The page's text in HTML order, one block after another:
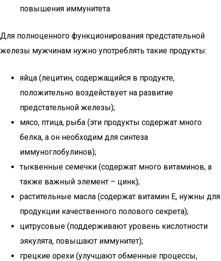
повышения иммунитета.
Для полноценного функционирования предстательной
железы мужчинам нужно употреблять такие продукты:
яйца (лецитин, содержащийся в продукте,
положительно воздействует на развитие
предстательной железы);
мясо, птица, рыба (эти продукты содержат много
белка, а он необходим для синтеза
иммуноглобулинов);
тыквенные семечки (содержат много витаминов, а
также важный элемент – цинк);
растительные масла (содержат витамин Е, нужны для
продукции качественного полового секрета);
цитрусовые (поддерживают уровень кислотности
эякулята, повышают иммунитет);
грецкие орехи (улучшают обменные процессы,